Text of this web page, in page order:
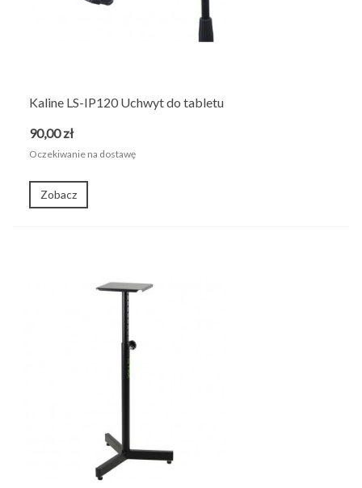
Kaline LS-IP120 Uchwyt do tabletu
90,00 zł
Oczekiwanie na dostawę
Zobacz